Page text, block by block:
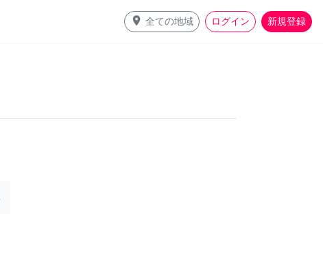
place 全ての地域 ログイン 新規登録